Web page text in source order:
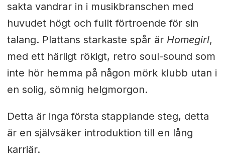
sakta vandrar in i musikbranschen med
huvudet högt och fullt förtroende för sin
talang. Plattans starkaste spår är Homegirl,
med ett härligt rökigt, retro soul-sound som
inte hör hemma på någon mörk klubb utan i
en solig, sömnig helgmorgon.
Detta är inga första stapplande steg, detta
är en självsäker introduktion till en lång
karriär.